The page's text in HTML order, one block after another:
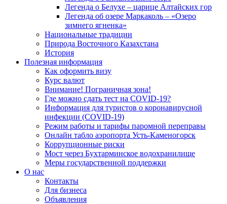
Легенда о Белухе – царице Алтайских гор
Легенда об озере Маркаколь – «Озеро
зимнего ягненка»
Национальные традиции
Природа Восточного Казахстана
История
Полезная информация
Как оформить визу
Курс валют
Внимание! Пограничная зона!
Где можно сдать тест на COVID-19?
Информация для туристов о коронавирусной
инфекции (COVID-19)
Режим работы и тарифы паромной переправы
Онлайн табло аэропорта Усть-Каменогорск
Коррупционные риски
Мост через Бухтарминское водохранилище
Меры государственной поддержки
О нас
Контакты
Для бизнеса
Объявления